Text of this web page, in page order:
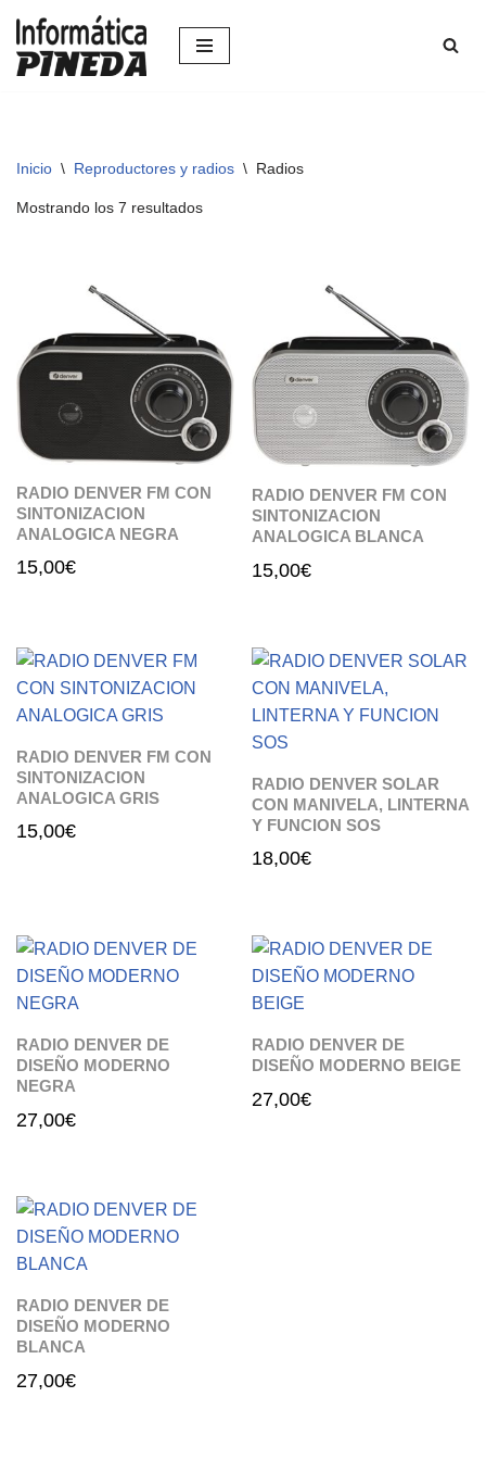
Saltar
Inicio \ Reproductores y radios \ Radios
Mostrando los 7 resultados
RADIO DENVER FM CON
SINTONIZACION
ANALOGICA NEGRA
15,00€
RADIO DENVER FM CON
SINTONIZACION
ANALOGICA BLANCA
15,00€
RADIO DENVER FM CON
SINTONIZACION
ANALOGICA GRIS
15,00€
RADIO DENVER SOLAR
CON MANIVELA, LINTERNA
Y FUNCION SOS
18,00€
RADIO DENVER DE
DISEÑO MODERNO
NEGRA
27,00€
RADIO DENVER DE
DISEÑO MODERNO BEIGE
27,00€
RADIO DENVER DE
DISEÑO MODERNO
BLANCA
27,00€